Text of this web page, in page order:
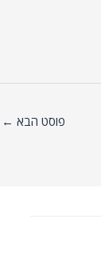
פוסט הבא ←